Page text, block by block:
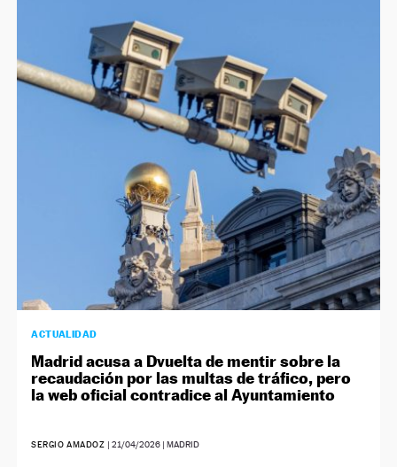
ACTUALIDAD
Madrid acusa a Dvuelta de mentir sobre la
recaudación por las multas de tráfico, pero
la web oficial contradice al Ayuntamiento
SERGIO AMADOZ |21/04/2026 | MADRID